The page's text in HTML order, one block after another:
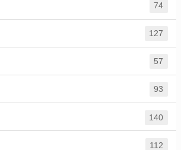
74
127
57
93
140
112